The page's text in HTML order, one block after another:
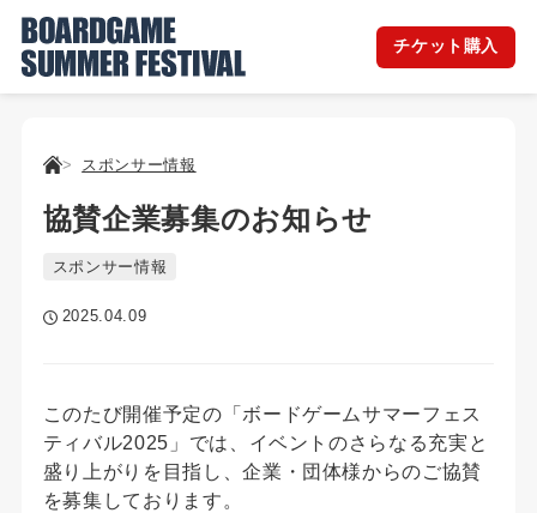
チケット購入
スポンサー情報
協賛企業募集のお知らせ
スポンサー情報
2025.04.09
このたび開催予定の「ボードゲームサマーフェス
ティバル2025」では、イベントのさらなる充実と
盛り上がりを目指し、企業・団体様からのご協賛
を募集しております。